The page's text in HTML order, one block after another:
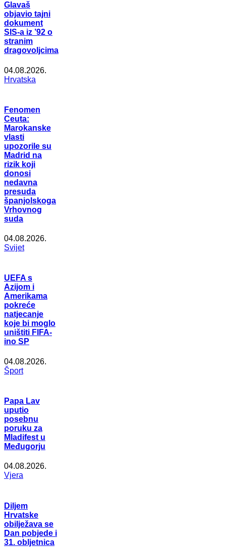
Glavaš
objavio tajni
dokument
SIS-a iz ’92 o
stranim
dragovoljcima
04.08.2026.
Hrvatska
Fenomen
Ceuta:
Marokanske
vlasti
upozorile su
Madrid na
rizik koji
donosi
nedavna
presuda
španjolskoga
Vrhovnog
suda
04.08.2026.
Svijet
UEFA s
Azijom i
Amerikama
pokreće
natjecanje
koje bi moglo
uništiti FIFA-
ino SP
04.08.2026.
Šport
Papa Lav
uputio
posebnu
poruku za
Mladifest u
Međugorju
04.08.2026.
Vjera
Diljem
Hrvatske
obilježava se
Dan pobjede i
31. obljetnica